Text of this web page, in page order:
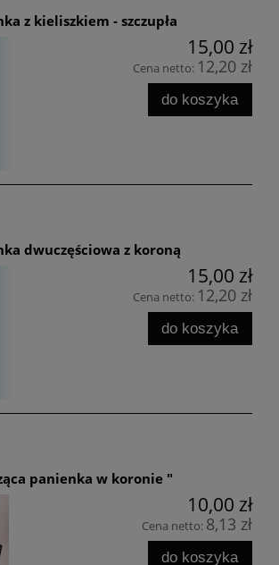
z kieliszkiem - szczupła
15,00 zł
Cena netto: 12,20 zł
do koszyka
dwuczęściowa z koroną
15,00 zł
Cena netto: 12,20 zł
do koszyka
panienka w koronie "
10,00 zł
Cena netto: 8,13 zł
do koszyka